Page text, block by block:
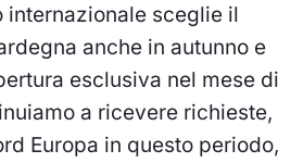
internazionale sceglie il
anche in autunno e
esclusiva nel mese di
a ricevere richieste,
Europa in questo periodo,